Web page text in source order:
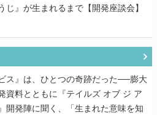
じ』が生まれるまで【開発座談会】
ス』は、ひとつの奇跡だった──膨大
資料とともに『テイルズ オブ ジ ア
開発陣に聞く、「生まれた意味を知